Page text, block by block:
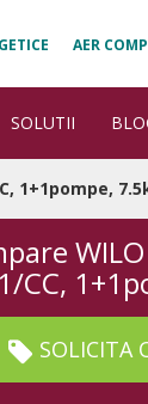
AER
SOLUTII
1+1pompe,
CC,
SOLICITA